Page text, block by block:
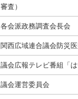
審査）
各会派政務調査会長会
関西広域連合議会防災
議会広報テレビ番組「
議会運営委員会